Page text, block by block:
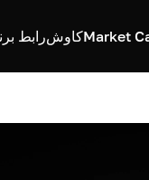
Marketکاوشرابط